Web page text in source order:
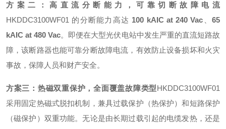
方案二：高直流分断能力，可靠切断故障电流
HKDDC3100WF01 的分断能力高达 100 kAIC at 240 Vac 、65
kAIC at 480 Vac。即便在大型光伏电站中发生严重的直流短路故
障，该断路器也能可靠分断故障电流，有效防止设备损坏和火灾
事故，保障人员和财产安全。
方案三：热磁双重保护，全面覆盖故障类型HKDDC3100WF01
采用固定热磁式脱扣机制，兼具过载保护（热保护）和短路保护
（磁保护）双重功能。无论是由长期过载引起的电缆发热，还是